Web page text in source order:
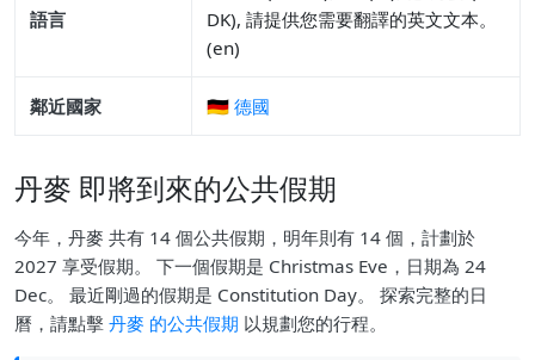
語言
DK), 請提供您需要翻譯的英文文本。
(en)
鄰近國家 🇩🇪 德國
丹麥 即將到來的公共假期
今年，丹麥 共有 14 個公共假期，明年則有 14 個，計劃於
2027 享受假期。 下一個假期是 Christmas Eve，日期為 24
Dec。 最近剛過的假期是 Constitution Day。 探索完整的日
曆，請點擊 丹麥 的公共假期 以規劃您的行程。